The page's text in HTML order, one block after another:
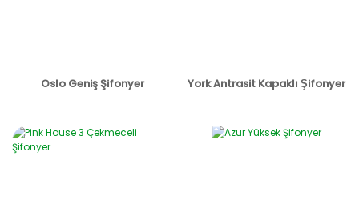
Oslo Geniş Şifonyer York Antrasit Kapaklı Şifonyer